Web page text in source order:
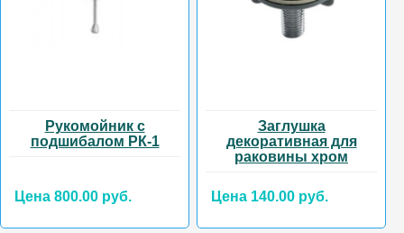
Рукомойник с
подшибалом РК-1
Цена 800.00 руб.
Заглушка
декоративная для
раковины хром
Цена 140.00 руб.